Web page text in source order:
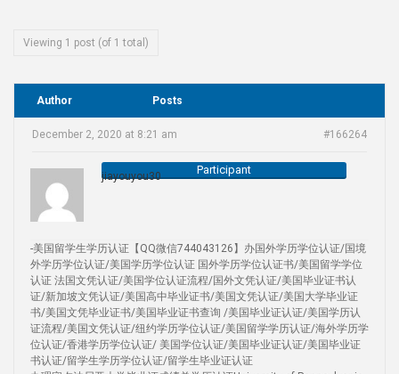
Viewing 1 post (of 1 total)
Author Posts
December 2, 2020 at 8:21 am #166264
jiayouyou30 Participant
-美国留学生学历认证【QQ微信744043126】办国外学历学位认证/国境
外学历学位认证/美国学历学位认证 国外学历学位认证书/美国留学学位
认证 法国文凭认证/美国学位认证流程/国外文凭认证/美国毕业证书认
证/新加坡文凭认证/美国高中毕业证书/美国文凭认证/美国大学毕业证
书/美国文凭毕业证书/美国毕业证书查询 /美国毕业证认证/美国学历认
证流程/美国文凭认证/纽约学历学位认证/美国留学学历认证/海外学历学
位认证/香港学历学位认证/ 美国学位认证/美国毕业证认证/美国毕业证
书认证/留学生学历学位认证/留学生毕业证认证